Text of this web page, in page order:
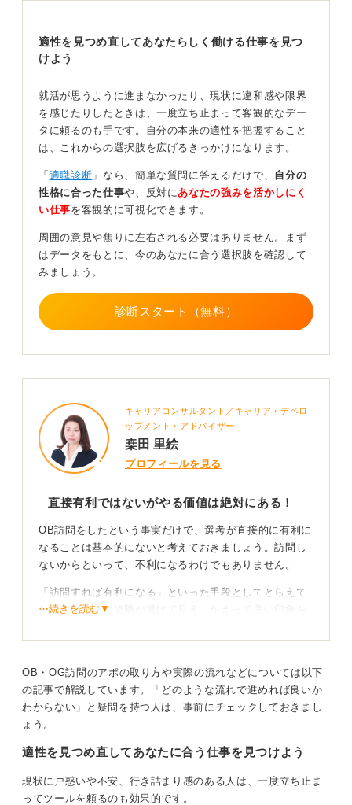
メリット・デメリットを理解して訪問につかむこと
が重要
反対に、何の準備もせずに会いに行き、何も質問ができ
なかったり、態度が悪かったりすると、「意欲の低い学
生」として、かえって悪い印象を与えかねません。
りえます。
OB訪問にはメリットとデメリットの両方があることを理
結果につながります。
0
適性を見つめ直してあなたらしく働ける仕事を見つ
けよう
就活が思うように進まなかったり、現状に違和感や限界
を感じたりしたときは、一度立ち止まって客観的なデー
タに頼るのも手です。自分の本来の適性を把握すること
は、これからの選択肢を広げるきっかけになります。
「 適職診断 」なら、簡単な質問に答えるだけで、 自分の
性格に合った仕事や、反対に あなたの強みを活かしにく
い仕事を客観的に可視化できます。
周囲の意見や焦りに左右される必要はありません。まず
はデータをもとに、今のあなたに合う選択肢を確認して
みましょう。
診断スタート（無料）
キャリアコンサルタント／キャリア・デベロ
ップメント・アドバイザー
桒田 里絵
プロフィールを見る
直接有利ではないがやる価値は絶対にある！
OB訪問をしたという事実だけで、選考が直接的に有利に
なることは基本的にないと考えておきましょう。訪問し
ないからといって、不利になるわけでもありません。
「訪問すれば有利になる」といった手段としてとらえて
しまうと、その姿勢が透けて見え、かえって良い印象を
識することが重要です。
リアルな情報が君の志望動機を強くする
しかし、間接的には大きなプラスになります。
い、キャリアパスといった内情を知ることで、「この会
⋯続きを読む▼
OB・OG訪問のアポの取り方や実際の流れなどについては以下
の記事で解説しています。「どのような流れで進めれば良いか
わからない」と疑問を持つ人は、事前にチェックしておきまし
ょう。
適性を見つめ直してあなたに合う仕事を見つけよう
現状に戸惑いや不安、行き詰まり感のある人は、一度立ち止ま
ってツールを頼るのも効果的です。